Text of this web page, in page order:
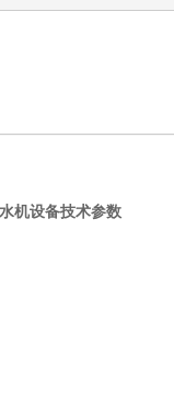
机设备技术参数